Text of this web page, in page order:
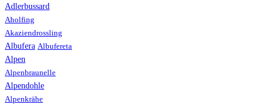
Adlerbussard
Aholfing
Akaziendrossling
Albufera Albufereta
Alpen
Alpenbraunelle
Alpendohle
Alpenkrähe